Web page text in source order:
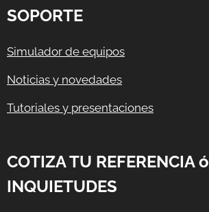
SOPORTE
Simulador de equipos
Noticias y novedades
Tutoriales y presentaciones
COTIZA TU REFERENCIA ó
INQUIETUDES